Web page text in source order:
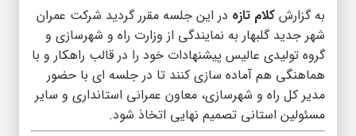
به گزارش کلام تازه در این جلسه مقرر گردید شرکت عمران
شهر جدید گلبهار به نمایندگی از وزارت راه و شهرسازی و
گروه تولیدی عالیس پیشنهادات خود را در قالب راهکار و با
هماهنگی هم آماده سازی کنند تا در جلسه ای با حضور
مدیر کل راه و شهرسازی، معاون عمرانی استانداری و سایر
مسئولین استانی تصمیم نهایی اتخاذ شود.